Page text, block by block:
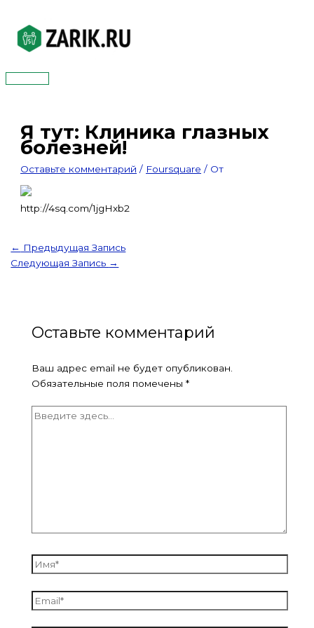
содержимому
Главное
Я тут: Клиника глазных
болезней!
Оставьте комментарий / Foursquare / От
http://4sq.com/1jgHxb2
← Предыдущая Запись
Следующая Запись →
Оставьте комментарий
Ваш адрес email не будет опубликован.
Обязательные поля помечены *
Введите
Имя*
Email*